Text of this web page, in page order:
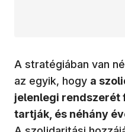
A stratégiában van
az egyik, hogy a
jelenlegi
tartják, és néhány